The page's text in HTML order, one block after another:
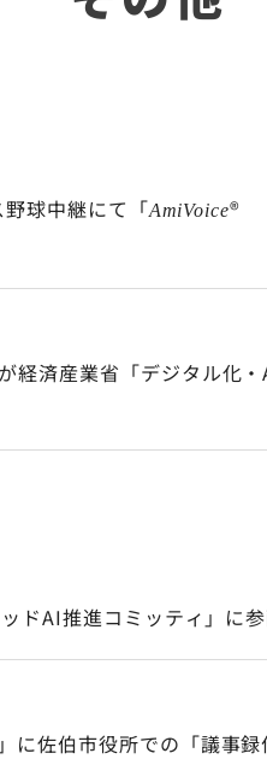
球中継にて「AmiVoice®
経済産業省「デジタル化
ドAI推進コミッティ」に
に佐伯市役所での「議事録